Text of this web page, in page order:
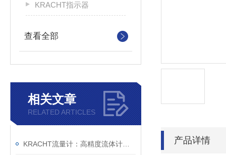
KRACHT指示器
查看全部
相关文章
RELATED ARTICLES
产品详情